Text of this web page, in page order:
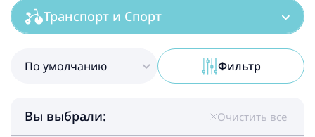
Транспорт и Спорт
Вы выбрали: Очистить все
По умолчанию Фильтр